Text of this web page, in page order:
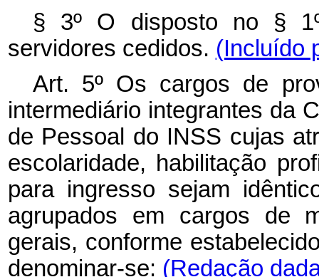
§ 3º O disposto no §
servidores cedidos. (Incluído
Art. 5º Os cargos de
intermediário integrantes da
de Pessoal do INSS cujas
escolaridade, habilitação
para ingresso sejam
agrupados em cargos de
gerais, conforme
denominar-se: (Redação